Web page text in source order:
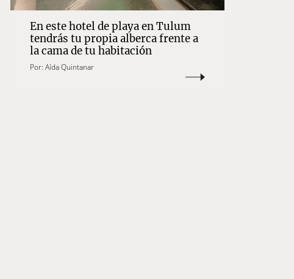
En este hotel de playa en Tulum
tendrás tu propia alberca frente a
la cama de tu habitación
Por:Aída Quintanar